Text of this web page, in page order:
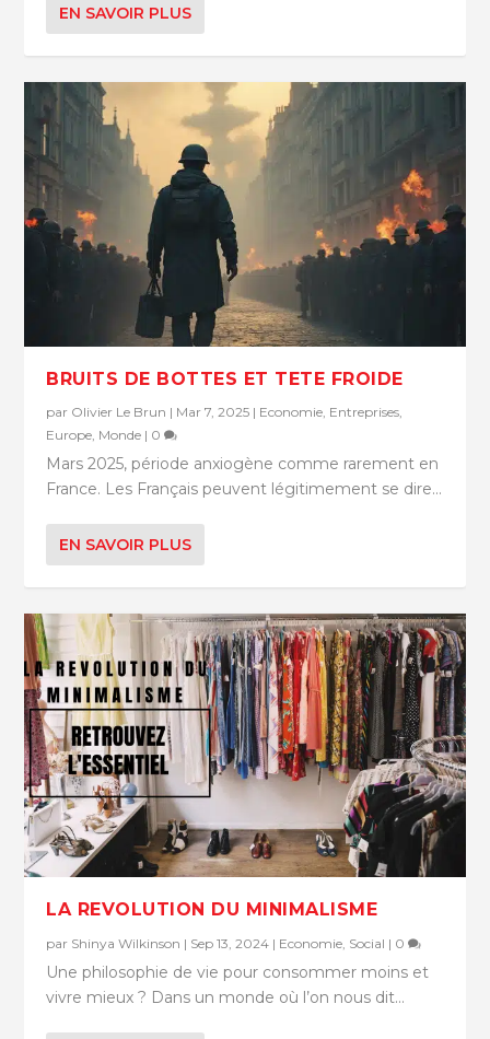
EN SAVOIR PLUS
BRUITS DE BOTTES ET TETE FROIDE
par Olivier Le Brun | Mar 7, 2025 | Economie Entreprises
Europe Monde | 0
Mars 2025, période anxiogène comme rarement en
France. Les Français peuvent légitimement se dire...
EN SAVOIR PLUS
LA REVOLUTION DU MINIMALISME
par Shinya Wilkinson | Sep 13, 2024 | Economie, Social | 0
Une philosophie de vie pour consommer moins et
vivre mieux ? Dans un monde où l’on nous dit...